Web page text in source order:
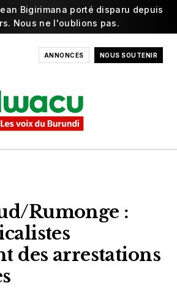
Bigirimana porté disparu depuis
Nous ne l'oublions pas.
ANNONCES NOUS SOUTENIR
Rumonge :
des arrestations